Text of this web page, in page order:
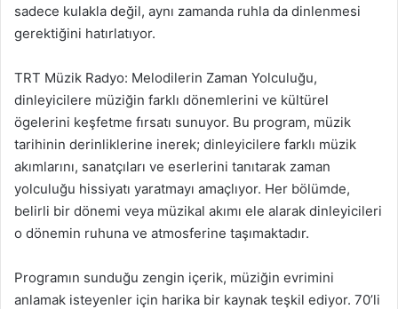
sadece kulakla değil, aynı zamanda ruhla da dinlenmesi
gerektiğini hatırlatıyor.
TRT Müzik Radyo: Melodilerin Zaman Yolculuğu,
dinleyicilere müziğin farklı dönemlerini ve kültürel
ögelerini keşfetme fırsatı sunuyor. Bu program, müzik
tarihinin derinliklerine inerek; dinleyicilere farklı müzik
akımlarını, sanatçıları ve eserlerini tanıtarak zaman
yolculuğu hissiyatı yaratmayı amaçlıyor. Her bölümde,
belirli bir dönemi veya müzikal akımı ele alarak dinleyicileri
o dönemin ruhuna ve atmosferine taşımaktadır.
Programın sunduğu zengin içerik, müziğin evrimini
anlamak isteyenler için harika bir kaynak teşkil ediyor. 70’li